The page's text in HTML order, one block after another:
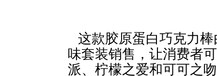
这款胶原蛋白巧克力
味套装销售，让消费者
派、柠檬之爱和可